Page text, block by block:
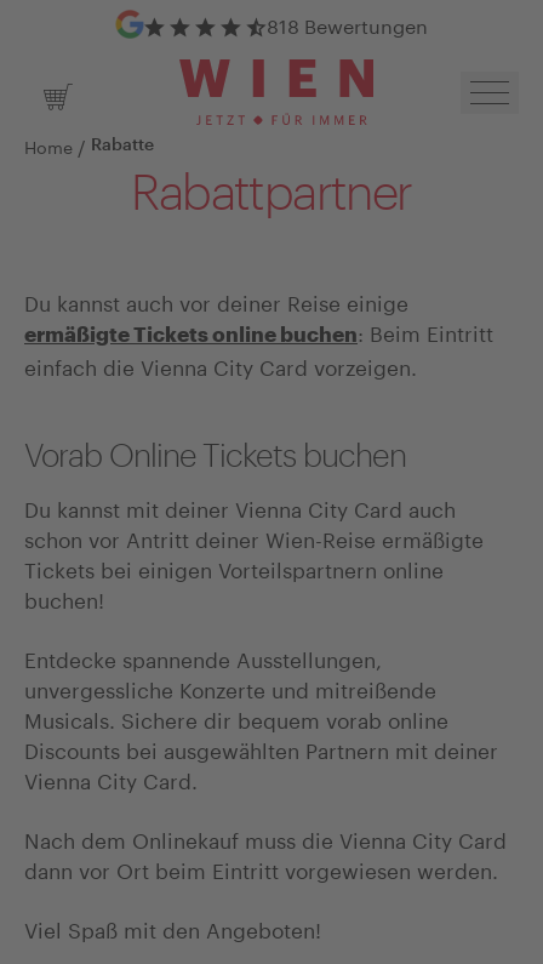
Google Bewertungen
818 Bewertungen
Warenkorb
Home / Rabatte
Rabattpartner
Du kannst auch vor deiner Reise einige
ermäßigte Tickets online buchen: Beim Eintritt
einfach die Vienna City Card vorzeigen.
Vorab Online Tickets buchen
Du kannst mit deiner Vienna City Card auch
schon vor Antritt deiner Wien-Reise ermäßigte
Tickets bei einigen Vorteilspartnern online
buchen!
Entdecke spannende Ausstellungen,
unvergessliche Konzerte und mitreißende
Musicals. Sichere dir bequem vorab online
Discounts bei ausgewählten Partnern mit deiner
Vienna City Card.
Nach dem Onlinekauf muss die Vienna City Card
dann vor Ort beim Eintritt vorgewiesen werden.
Viel Spaß mit den Angeboten!